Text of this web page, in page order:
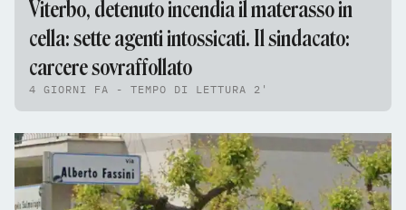
Viterbo, detenuto incendia il materasso in
cella: sette agenti intossicati. Il sindacato:
carcere sovraffollato
4 GIORNI FA - TEMPO DI LETTURA 2'